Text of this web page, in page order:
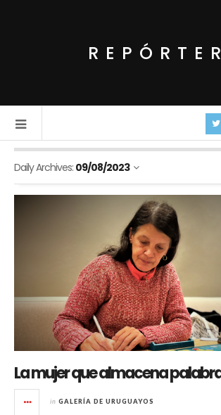
REPÓRTER
Daily Archives: 09/08/2023
La mujer que almacena
in GALERÍA DE URUGUAYOS